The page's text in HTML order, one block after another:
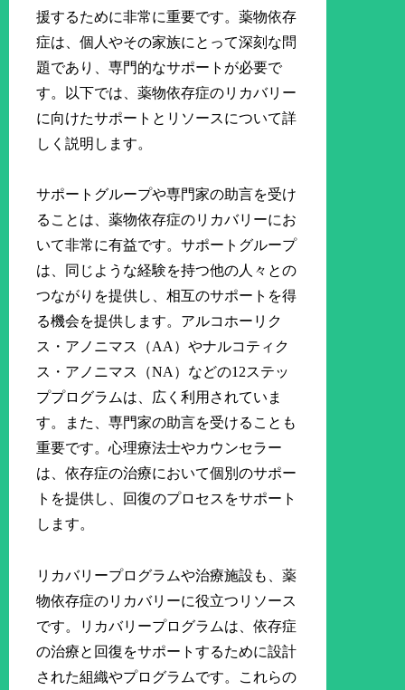
援するために非常に重要です。薬物依存
症は、個人やその家族にとって深刻な問
題であり、専門的なサポートが必要で
す。以下では、薬物依存症のリカバリー
に向けたサポートとリソースについて詳
しく説明します。
サポートグループや専門家の助言を受け
ることは、薬物依存症のリカバリーにお
いて非常に有益です。サポートグループ
は、同じような経験を持つ他の人々との
つながりを提供し、相互のサポートを得
る機会を提供します。アルコホーリク
ス・アノニマス（AA）やナルコティク
ス・アノニマス（NA）などの12ステッ
ププログラムは、広く利用されていま
す。また、専門家の助言を受けることも
重要です。心理療法士やカウンセラー
は、依存症の治療において個別のサポー
トを提供し、回復のプロセスをサポート
します。
リカバリープログラムや治療施設も、薬
物依存症のリカバリーに役立つリソース
です。リカバリープログラムは、依存症
の治療と回復をサポートするために設計
された組織やプログラムです。これらの